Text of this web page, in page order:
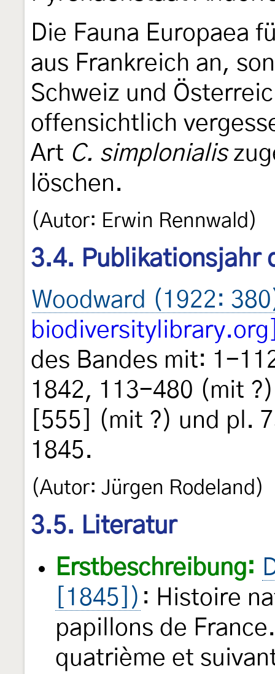
Die Fauna Europaea
aus Frankreich an,
Schweiz und
offensichtlich
Art C. simplonialis
löschen.
(Autor: Erwin Rennwald)
3.4. Publikationsjahr
Woodward (1922:
des Bandes mit: 1-
1842, 113-480 (mit
[555] (mit ?) und pl.
1845.
(Autor: Jürgen Rodeland)
3.5. Literatur
Erstbeschreibung:
[1845]) : Histoire
papillons de
quatrième et